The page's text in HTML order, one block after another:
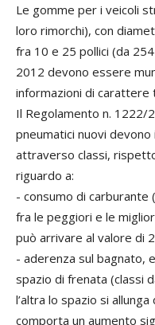
Le gomme per i veicoli
loro rimorchi), con
fra 10 e 25 pollici (da
2012 devono essere
informazioni di carattere
Il Regolamento n. 1222/
pneumatici nuovi
attraverso classi,
riguardo a:
- consumo di carburante
fra le peggiori e le
può arrivare al valore di
- aderenza sul bagnato,
spazio di frenata (classi
l’altra lo spazio si
comporta un aumento